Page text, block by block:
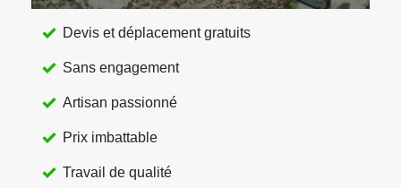
Devis et déplacement gratuits
Sans engagement
Artisan passionné
Prix imbattable
Travail de qualité